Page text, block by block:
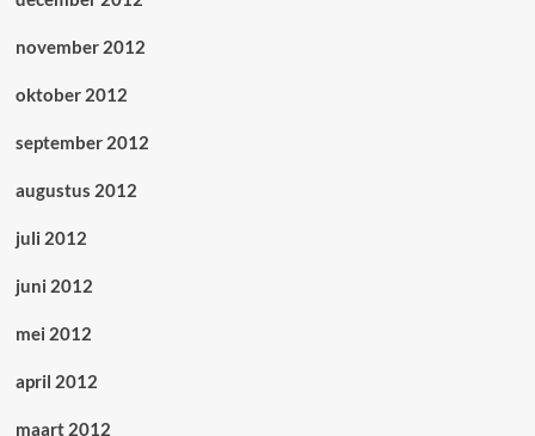
november 2012
oktober 2012
september 2012
augustus 2012
juli 2012
juni 2012
mei 2012
april 2012
maart 2012